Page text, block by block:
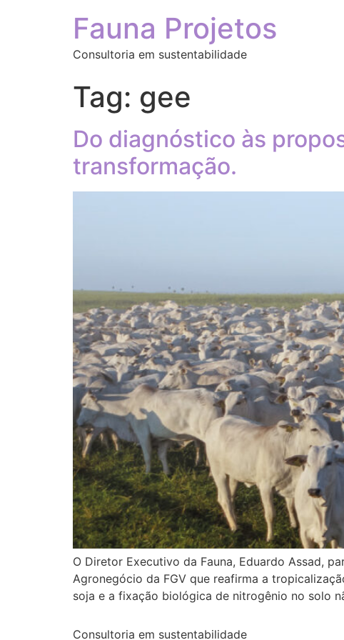
Fauna Projetos
Consultoria em sustentabilidade
Tag: gee
Do diagnóstico às
transformação.
O Diretor Executivo da Fauna, Eduardo Assad,
Agronegócio da FGV que reafirma a
soja e a fixação biológica de nitrogênio no solo
Consultoria em sustentabilidade